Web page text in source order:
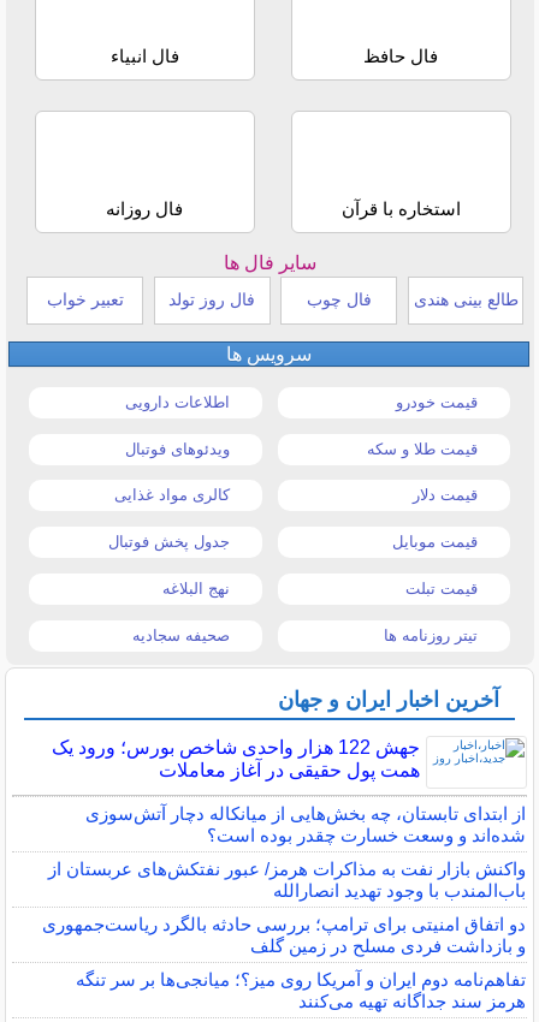
فال حافظ فال انبیاء
استخاره با قرآن فال روزانه
سایر فال ها
طالع بینی هندی فال چوب فال روز تولد تعبیر خواب
سرویس ها
قیمت خودرو اطلاعات دارویی
قیمت طلا و سکه ویدئوهای فوتبال
قیمت دلار کالری مواد غذایی
قیمت موبایل جدول پخش فوتبال
قیمت تبلت نهج البلاغه
تیتر روزنامه ها صحیفه سجادیه
آخرین اخبار ایران و جهان
جهش 122 هزار واحدی شاخص بورس؛ ورود یک
همت پول حقیقی در آغاز معاملات
از ابتدای تابستان، چه بخش‌هایی از میانکاله دچار آتش‌سوزی
شده‌اند و وسعت خسارت چقدر بوده است؟
واکنش بازار نفت به مذاکرات هرمز/ عبور نفتکش‌های عربستان از
باب‌المندب با وجود تهدید انصارالله
دو اتفاق امنیتی برای ترامپ؛ بررسی حادثه بالگرد ریاست‌جمهوری
و بازداشت فردی مسلح در زمین گلف
تفاهم‌نامه دوم ایران و آمریکا روی میز؟؛ میانجی‌ها بر سر تنگه
هرمز سند جداگانه تهیه می‌کنند